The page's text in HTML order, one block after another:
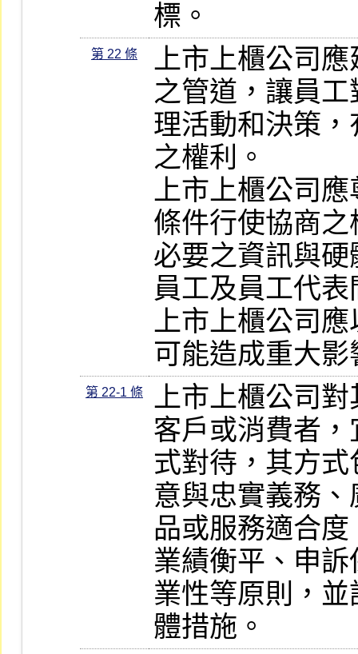
標。
第 22 條
上市上櫃公司
之管道，讓員
理活動和決策
之權利。
上市上櫃公司
條件行使協商
必要之資訊與
員工及員工代
上市上櫃公司
可能造成重大
第 22-1 條
上市上櫃公司
客戶或消費者
式對待，其方
意與忠實義務
品或服務適合
業績衡平、申
業性等原則，
體措施。